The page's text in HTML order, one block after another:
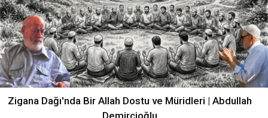
Zigana Dağı'nda Bir Allah Dostu ve Müridleri | Abdullah